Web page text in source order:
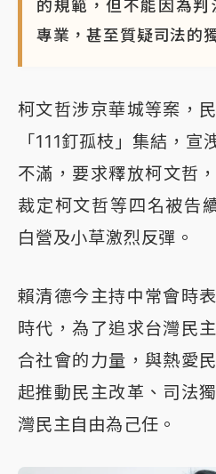
的規範，但不能因為
專業，甚至質疑司法的
柯文哲涉京華城等案，
「111釘孤枝」集結，
不滿，要求釋放柯文哲
裁定柯文哲等四名被告
白營及小草激烈反彈。
賴清德今主持中常會時
時代，為了追求台灣民
合社會的力量，與熱愛
起推動民主改革、司法
灣民主自由為己任。